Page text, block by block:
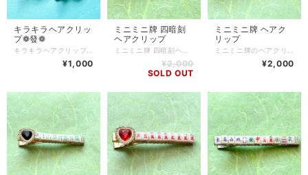
キラキラヘアクリッ
プ❁ 發❁
¥1,000
ミニミニ牌 四暗刻
ヘアクリップ
¥2,000
SOLD OUT
ミニミニ牌 ヘアク
リップ
¥2,000